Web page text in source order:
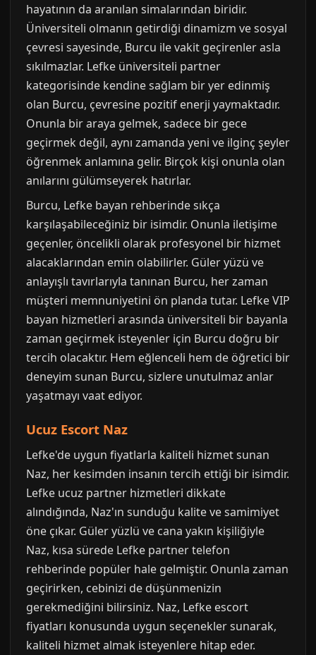
hayatının da aranılan simalarından biridir.
Üniversiteli olmanın getirdiği dinamizm ve sosyal
çevresi sayesinde, Burcu ile vakit geçirenler asla
sıkılmazlar. Lefke üniversiteli partner
kategorisinde kendine sağlam bir yer edinmiş
olan Burcu, çevresine pozitif enerji yaymaktadır.
Onunla bir araya gelmek, sadece bir gece
geçirmek değil, aynı zamanda yeni ve ilginç şeyler
öğrenmek anlamına gelir. Birçok kişi onunla olan
anılarını gülümseyerek hatırlar.
Burcu, Lefke bayan rehberinde sıkça
karşılaşabileceğiniz bir isimdir. Onunla iletişime
geçenler, öncelikli olarak profesyonel bir hizmet
alacaklarından emin olabilirler. Güler yüzü ve
anlayışlı tavırlarıyla tanınan Burcu, her zaman
müşteri memnuniyetini ön planda tutar. Lefke VIP
bayan hizmetleri arasında üniversiteli bir bayanla
zaman geçirmek isteyenler için Burcu doğru bir
tercih olacaktır. Hem eğlenceli hem de öğretici bir
deneyim sunan Burcu, sizlere unutulmaz anlar
yaşatmayı vaat ediyor.
Ucuz Escort Naz
Lefke'de uygun fiyatlarla kaliteli hizmet sunan
Naz, her kesimden insanın tercih ettiği bir isimdir.
Lefke ucuz partner hizmetleri dikkate
alındığında, Naz'ın sunduğu kalite ve samimiyet
öne çıkar. Güler yüzlü ve cana yakın kişiliğiyle
Naz, kısa sürede Lefke partner telefon
rehberinde popüler hale gelmiştir. Onunla zaman
geçirirken, cebinizi de düşünmenizin
gerekmediğini bilirsiniz. Naz, Lefke escort
fiyatları konusunda uygun seçenekler sunarak,
kaliteli hizmet almak isteyenlere hitap eder.